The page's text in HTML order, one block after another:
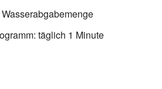
täglich 1 Minute